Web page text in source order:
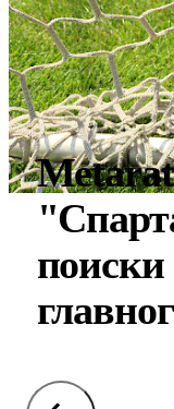
поиски